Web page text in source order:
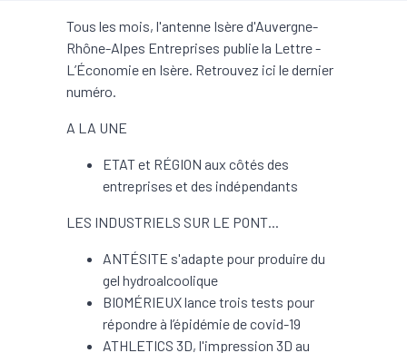
Tous les mois, l'antenne Isère d'Auvergne-
Rhône-Alpes Entreprises publie la Lettre -
L’Économie en Isère. Retrouvez ici le dernier
numéro.
A LA UNE
ETAT et RÉGION aux côtés des
entreprises et des indépendants
LES INDUSTRIELS SUR LE PONT...
ANTÉSITE s'adapte pour produire du
gel hydroalcoolique
BIOMÉRIEUX lance trois tests pour
répondre à l’épidémie de covid-19
ATHLETICS 3D, l'impression 3D au